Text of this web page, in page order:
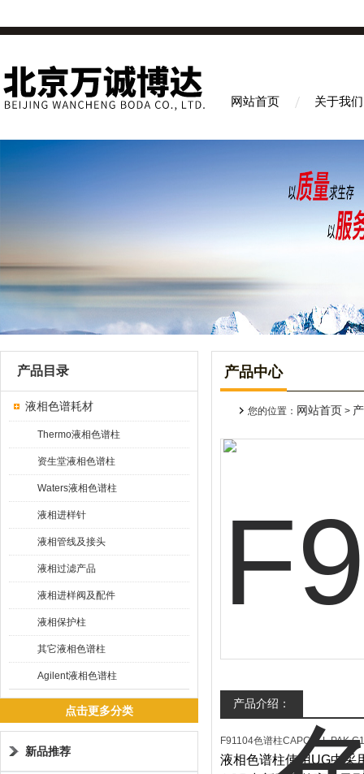
网站首页 关于我们
产品目录
液相色谱耗材
Thermo液相色谱柱
资生堂液相色谱柱
Waters液相色谱柱
液相进样针
液相管线及接头
液相过滤产品
液相进样阀及配件
液相保护柱
其它液相色谱柱
Agilent液相色谱柱
点击更多分类
新品推荐
产品中心
您的位置： 网站首页 >
产品介绍：
F91104色谱柱CAPCELL PAK
液相色谱柱使用UG中采